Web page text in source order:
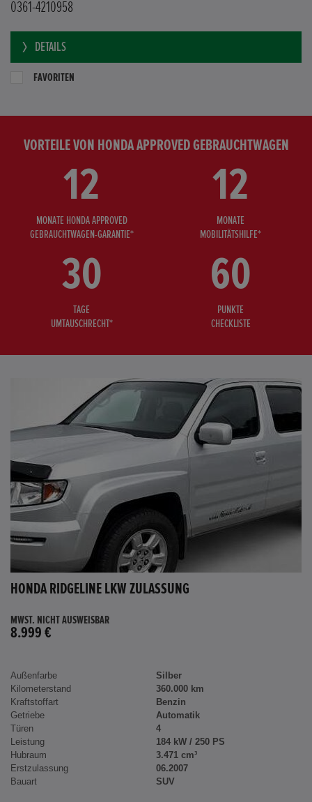
0361-4210958
DETAILS
FAVORITEN
VORTEILE VON HONDA APPROVED GEBRAUCHTWAGEN
12
MONATE HONDA APPROVED
GEBRAUCHTWAGEN-GARANTIE*
12
MONATE
MOBILITÄTSHILFE*
30
TAGE
UMTAUSCHRECHT*
60
PUNKTE
CHECKLISTE
HONDA RIDGELINE LKW ZULASSUNG
MWST. NICHT AUSWEISBAR
8.999 €
Außenfarbe
Silber
Kilometerstand
360.000 km
Kraftstoffart
Benzin
Getriebe
Automatik
Türen
4
Leistung
184 kW / 250 PS
Hubraum
3.471 cm³
Erstzulassung
06.2007
Bauart
SUV